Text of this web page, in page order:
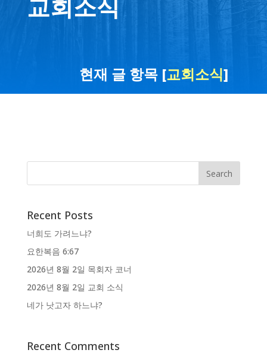
현재 글 항목 [교회소식]
Recent Posts
너희도 가려느냐?
요한복음 6:67
2026년 8월 2일 목회자 코너
2026년 8월 2일 교회 소식
네가 낫고자 하느냐?
Recent Comments